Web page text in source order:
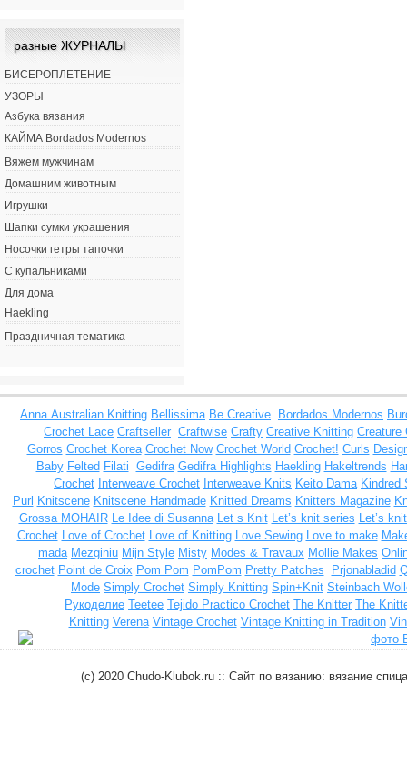
разные ЖУРНАЛЫ
БИСЕРОПЛЕТЕНИЕ
УЗОРЫ
Азбука вязания
КАЙМА Bordados Modernos
Вяжем мужчинам
Домашним животным
Игрушки
Шапки сумки украшения
Носочки гетры тапочки
С купальниками
Для дома
Haekling
Праздничная тематика
Anna Australian Knitting Bellissima Be Creative Bordados Modernos
Crochet Lace Craftseller Craftwise Crafty Creative Knitting Creature
Gorros Crochet Korea Crochet Now Crochet World Crochet! Curls
Baby Felted Filati Gedifra Gedifra Highlights Haekling Hakeltrends
Crochet Interweave Crochet Interweave Knits Keito Dama Kindred
Purl Knitscene Knitscene Handmade Knitted Dreams Knitters Magazine
Grossa MOHAIR Le Idee di Susanna Let s Knit Let’s knit series Let’s
Crochet Love of Crochet Love of Knitting Love Sewing Love to make
mada Mezginiu Mijn Style Misty Modes & Travaux Mollie Makes
crochet Point de Croix Pom Pom PomPom Pretty Patches Prjonabladid
Mode Simply Crochet Simply Knitting Spin+Knit Steinbach
Рукоделие Teetee Tejido Practico Crochet The Knitter The
Knitting Verena Vintage Crochet Vintage Knitting in Tradition
(c) 2020 Chudo-Klubok.ru :: Сайт по вязанию: вязание